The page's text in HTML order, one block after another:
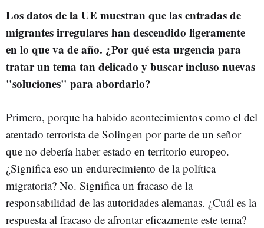
Los datos de la UE muestran que las entradas de
migrantes irregulares han descendido ligeramente
en lo que va de año. ¿Por qué esta urgencia para
tratar un tema tan delicado y buscar incluso nuevas
"soluciones" para abordarlo?
Primero, porque ha habido acontecimientos como el del
atentado terrorista de Solingen por parte de un señor
que no debería haber estado en territorio europeo.
¿Significa eso un endurecimiento de la política
migratoria? No. Significa un fracaso de la
responsabilidad de las autoridades alemanas. ¿Cuál es la
respuesta al fracaso de afrontar eficazmente este tema?